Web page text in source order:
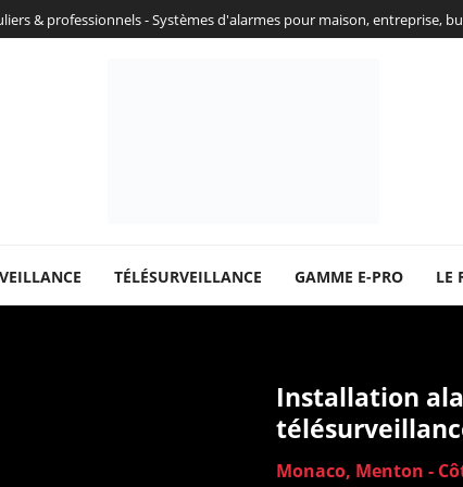
& professionnels - Systèmes d'alarmes pour maison, entreprise,
TÉLÉSURVEILLANCE GAMME E-PRO LE
Installation
Monaco, Menton -